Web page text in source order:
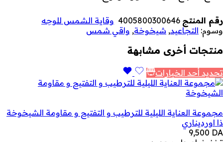
رقم المنتج 4005800300646 وقاية الشمس للوجه
وسوم: التجاعيد, شيخوخة, واقي شمس
منتجات أخرى مشابهة
تحديد أحد الخيارات
مجموعة العناية الليلية للترطيب و التفتيح و مقاومة الشيخوخة
ذا اورديناري
9,500 DA